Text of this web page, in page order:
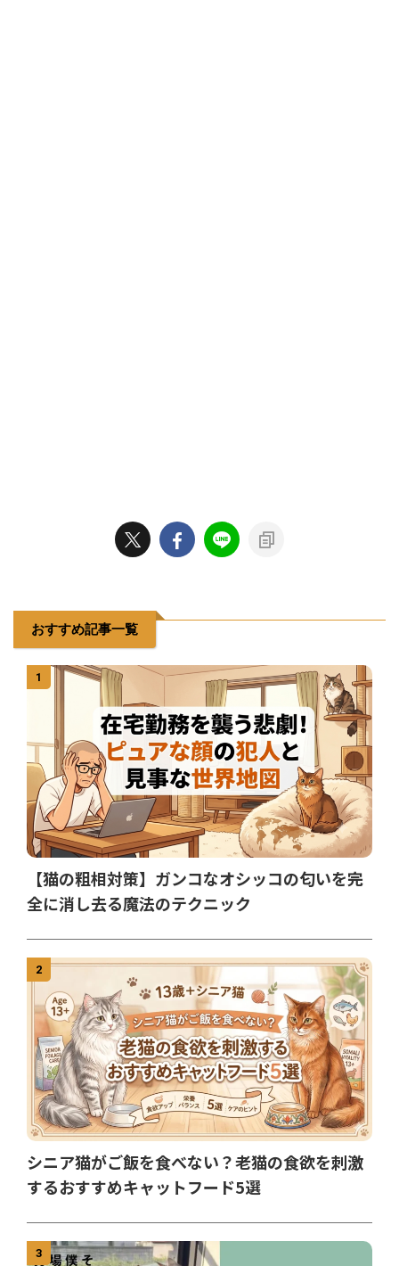
おすすめ記事一覧
1
【猫の粗相対策】ガンコなオシッコの匂いを完
全に消し去る魔法のテクニック
2
シニア猫がご飯を食べない？老猫の食欲を刺激
するおすすめキャットフード5選
3